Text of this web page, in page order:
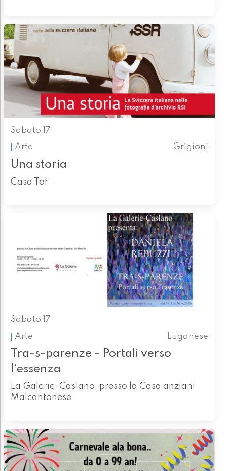
Sabato 17
Arte
Grigioni
Una storia
Casa Tor
Sabato 17
Arte
Luganese
Tra-s-parenze - Portali verso
l'essenza
La Galerie-Caslano, presso la Casa anziani
Malcantonese